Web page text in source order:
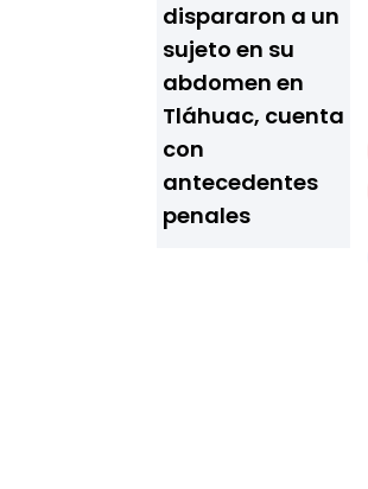
dispararon a un
sujeto en su
abdomen en
Tláhuac, cuenta
con
antecedentes
penales